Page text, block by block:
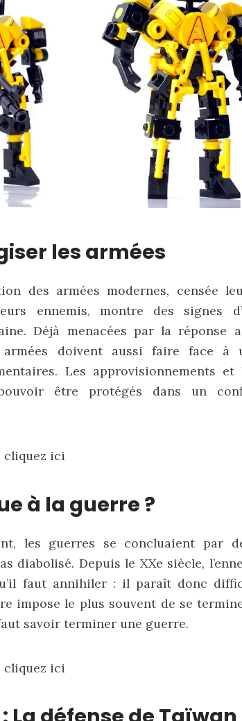
les armées
des armées modernes, censée
ennemis, montre des signes
Déjà menacées par la réponse
armées doivent aussi faire face à
Les approvisionnements
être protégés dans un
cliquez ici
à la guerre ?
les guerres se concluaient par
diabolisé. Depuis le XXe siècle,
faut annihiler : il paraît donc
impose le plus souvent de se
savoir terminer une guerre.
cliquez ici